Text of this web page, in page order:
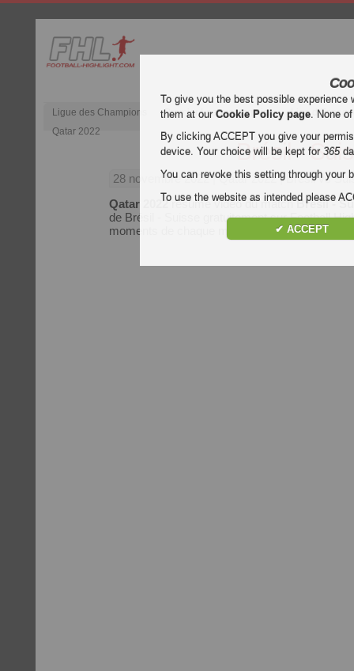
Ligue des Champions Premier League anglaise
Liga
Qatar 2022
Brésil -
28 novembre 2022| Qatar 2022 | Brésil vs
Qatar 2022résumé vidéo du matchBrésil -
de Brésil - Suisse gratuitement sur Football
moments de chaque match du
Qatar 2022
To give you the best possible
them at ourCookie Policy page. None
By clicking ACCEPT you give your
device. Your choice will be kept for365
You can revoke this setting through your
To use the website as intended please
✔ ACCEPT